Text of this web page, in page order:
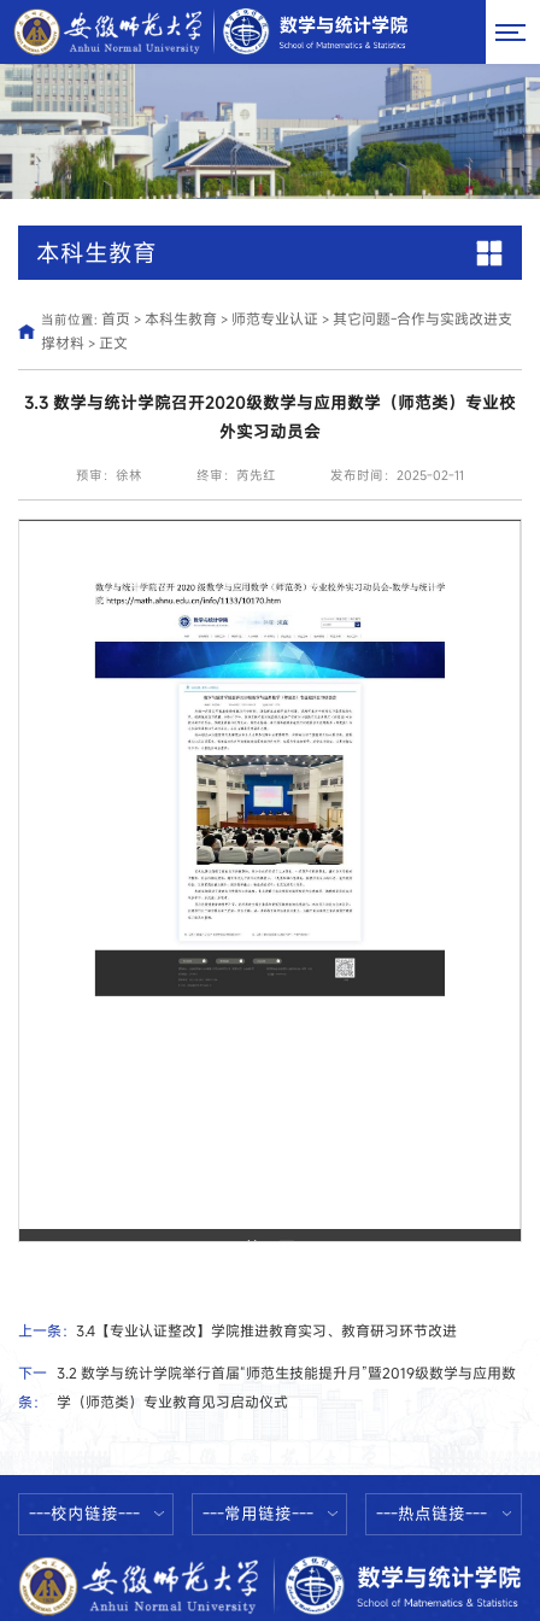
本科生教育
当前位置: 首页 > 本科生教育 > 师范专业认证 > 其它问题-合作与实践改进支
撑材料 > 正文
3.3 数学与统计学院召开2020级数学与应用数学（师范类）专业校
外实习动员会
预审：徐林 终审：芮先红 发布时间：2025-02-11
第 1 页
上一条： 3.4【专业认证整改】学院推进教育实习、教育研习环节改进
下一
条：
3.2 数学与统计学院举行首届“师范生技能提升月”暨2019级数学与应用数
学（师范类）专业教育见习启动仪式
---校内链接--- ---常用链接--- ---热点链接---